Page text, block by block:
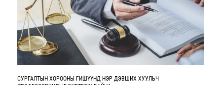
СУРГАЛТЫН ХОРООНЫ ГИШҮҮНД НЭР ДЭВШИХ ХУУЛЬЧ